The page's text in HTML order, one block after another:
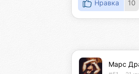
Нравка 10
Марс